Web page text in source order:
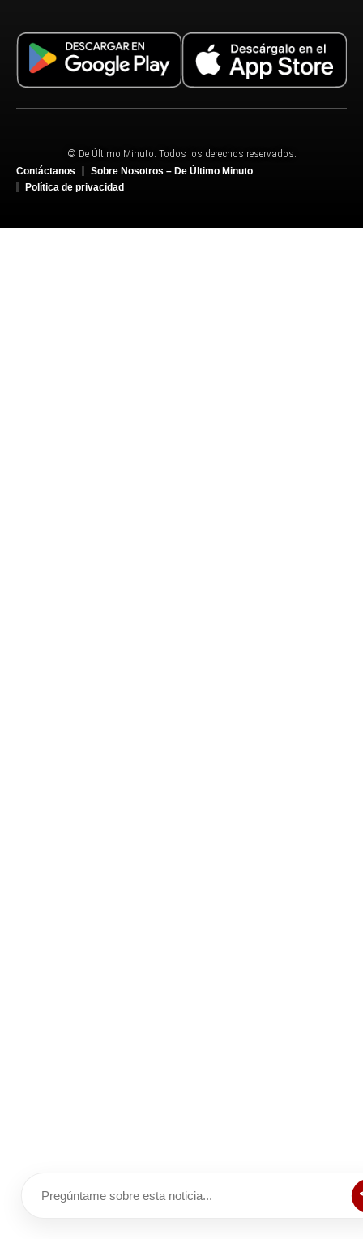
© De Último Minuto. Todos los derechos reservados.
Contáctanos
Sobre Nosotros – De Último Minuto
Política de privacidad